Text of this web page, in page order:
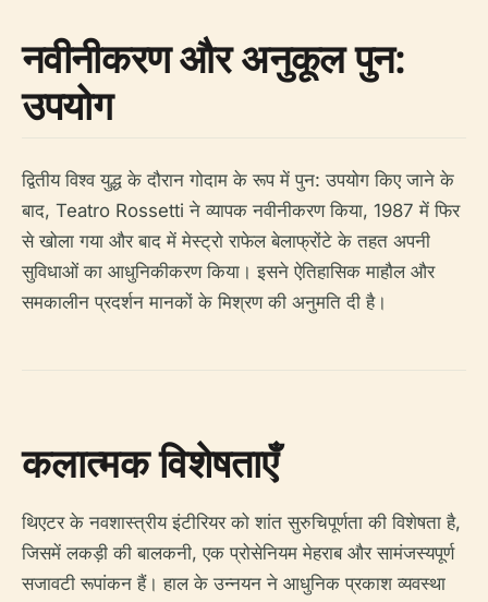
नवीनीकरण और अनुकूल पुन:
उपयोग
द्वितीय विश्व युद्ध के दौरान गोदाम के रूप में पुन: उपयोग किए जाने के
बाद, Teatro Rossetti ने व्यापक नवीनीकरण किया, 1987 में फिर
से खोला गया और बाद में मेस्ट्रो राफेल बेलाफ्रोंटे के तहत अपनी
सुविधाओं का आधुनिकीकरण किया। इसने ऐतिहासिक माहौल और
समकालीन प्रदर्शन मानकों के मिश्रण की अनुमति दी है।
कलात्मक विशेषताएँ
थिएटर के नवशास्त्रीय इंटीरियर को शांत सुरुचिपूर्णता की विशेषता है,
जिसमें लकड़ी की बालकनी, एक प्रोसेनियम मेहराब और सामंजस्यपूर्ण
सजावटी रूपांकन हैं। हाल के उन्नयन ने आधुनिक प्रकाश व्यवस्था